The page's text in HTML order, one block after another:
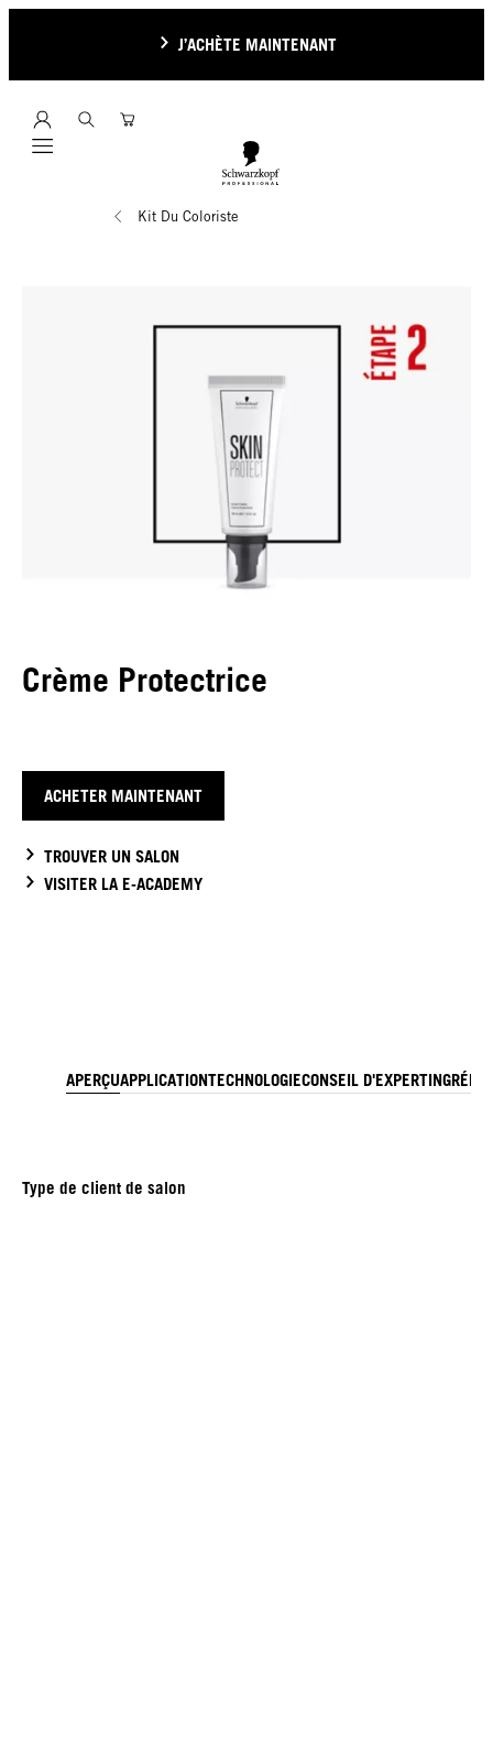
J’ACHÈTE MAINTENANT
Mobile navigation
Kit Du Coloriste
Crème Protectrice
ACHETER MAINTENANT
TROUVER UN SALON
VISITER LA E-ACADEMY
APERÇUAPPLICATIONTECHNOLOGIECONSEIL D'EXPERT
Type de client de salon